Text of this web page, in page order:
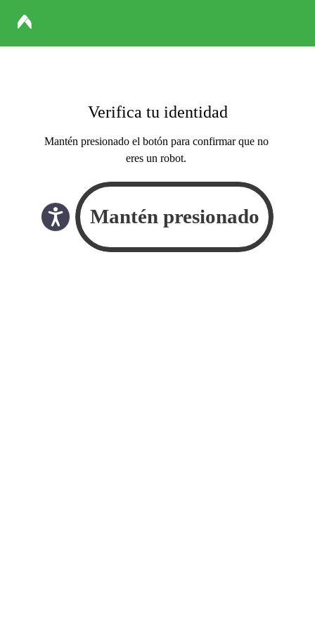
Verifica tu identidad
Mantén presionado el botón para confirmar que no
eres un robot.